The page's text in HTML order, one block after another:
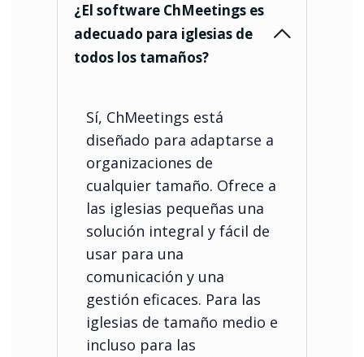
¿El software ChMeetings es
adecuado para iglesias de
todos los tamaños?
Sí, ChMeetings está
diseñado para adaptarse a
organizaciones de
cualquier tamaño. Ofrece a
las iglesias pequeñas una
solución integral y fácil de
usar para una
comunicación y una
gestión eficaces. Para las
iglesias de tamaño medio e
incluso para las